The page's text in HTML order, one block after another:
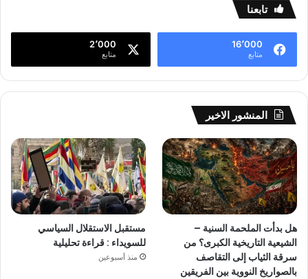
تابعنا
16٬000
متابع
2٬000
متابع
المنشور الاخير
هل بدأت الملحمة السنية –
الشيعية التاريخية الكبرى؟ من
سرقة الثياب إلى التقاصف
بالصواريخ النووية بين الفريقين
مستقبل الاستقلال السياسي
للسويداء : قراءة تحليلية
منذ أسبوعين